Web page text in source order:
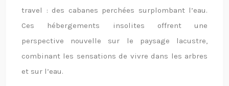
travel : des cabanes perchées surplombant l’eau.
Ces hébergements insolites offrent une
perspective nouvelle sur le paysage lacustre,
combinant les sensations de vivre dans les arbres
et sur l’eau.